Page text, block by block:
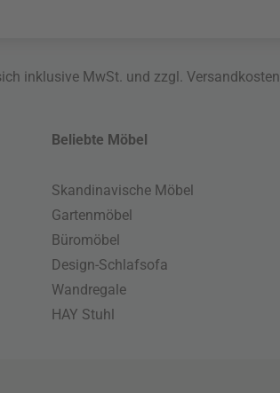
inklusive MwSt. und zzgl.Versandkosten
Beliebte Möbel
Skandinavische Möbel
Gartenmöbel
Büromöbel
Design-Schlafsofa
Wandregale
HAY Stuhl